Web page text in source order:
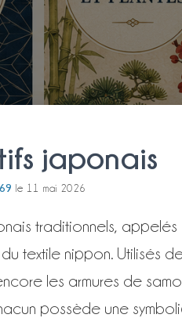
japonais
le 11 mai 2026
traditionnels, appelés
du textile nippon. Utilisés
les armures de
possède une